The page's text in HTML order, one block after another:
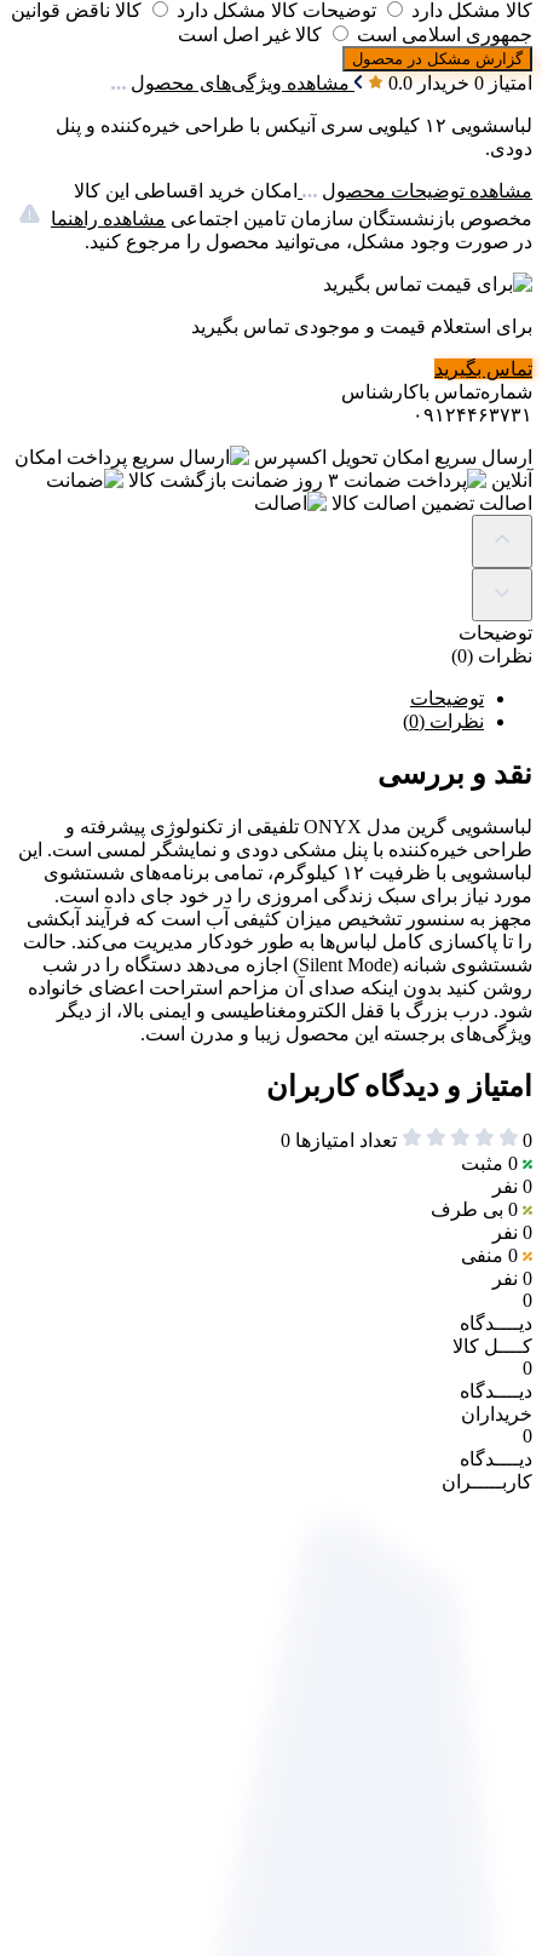
کالا مشکل دارد
توضیحات کالا مشکل دارد
کالا ناقض قوانین
جمهوری اسلامی است
کالا غیر اصل است
گزارش مشکل در محصول
امتیاز 0 خریدار 0.0 مشاهده ویژگی‌های محصول
لباسشویی ۱۲ کیلویی سری آنیکس با طراحی خیره‌کننده و پنل
دودی.
مشاهده توضیحات محصول
امکان خرید اقساطی این کالا
مخصوص بازنشستگان سازمان تامین اجتماعی مشاهده راهنما
در صورت وجود مشکل، می‌توانید محصول را مرجوع کنید.
برای استعلام قیمت و موجودی تماس بگیرید
تماس بگیرید
شماره‌تماس‌ با‌کارشناس
۰۹۱۲۴۴۶۳۷۳۱
ارسال سریع امکان تحویل اکسپرس پرداخت امکان
آنلاین
ضمانت ۳ روز ضمانت بازگشت کالا
اصالت تضمین اصالت کالا
توضیحات
نظرات (0)
توضیحات
نظرات (0)
نقد و بررسی
لباسشویی گرین مدل ONYX تلفیقی از تکنولوژی پیشرفته و
طراحی خیره‌کننده با پنل مشکی دودی و نمایشگر لمسی است. این
لباسشویی با ظرفیت ۱۲ کیلوگرم، تمامی برنامه‌های شستشوی
مورد نیاز برای سبک زندگی امروزی را در خود جای داده است.
مجهز به سنسور تشخیص میزان کثیفی آب است که فرآیند آبکشی
را تا پاکسازی کامل لباس‌ها به طور خودکار مدیریت می‌کند. حالت
شستشوی شبانه (Silent Mode) اجازه می‌دهد دستگاه را در شب
روشن کنید بدون اینکه صدای آن مزاحم استراحت اعضای خانواده
شود. درب بزرگ با قفل الکترومغناطیسی و ایمنی بالا، از دیگر
ویژگی‌های برجسته این محصول زیبا و مدرن است.
امتیاز و دیدگاه کاربران
0 تعداد امتیازها 0
0 مثبت
0 نفر
0 بی طرف
0 نفر
0 منفی
0 نفر
0
دیــــدگاه
کــــل کالا
0
دیــــدگاه
خریداران
0
دیــــدگاه
کاربـــــران